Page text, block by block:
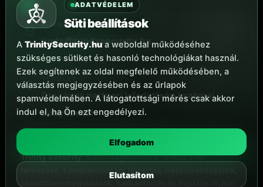
E-MAIL
iroda@trinitysecurity.hu
TERÜLET
Országos partneri lefedettség szakmai
irányítással
Trinity Security:biztonságtechnikai rendszerek
tervezése, kamerarendszer telepítés, riasztórendszerek,
ADATVÉDELEM
Süti beállítások
A TrinitySecurity.hu a weboldal működéséhez
szükséges sütiket és hasonló technológiákat használ.
Ezek segítenek az oldal megfelelő működésében, a
választás megjegyzésében és az űrlapok
spamvédelmében. A látogatottsági mérés csak akkor
indul el, ha Ön ezt engedélyezi.
Elfogadom
Elutasítom